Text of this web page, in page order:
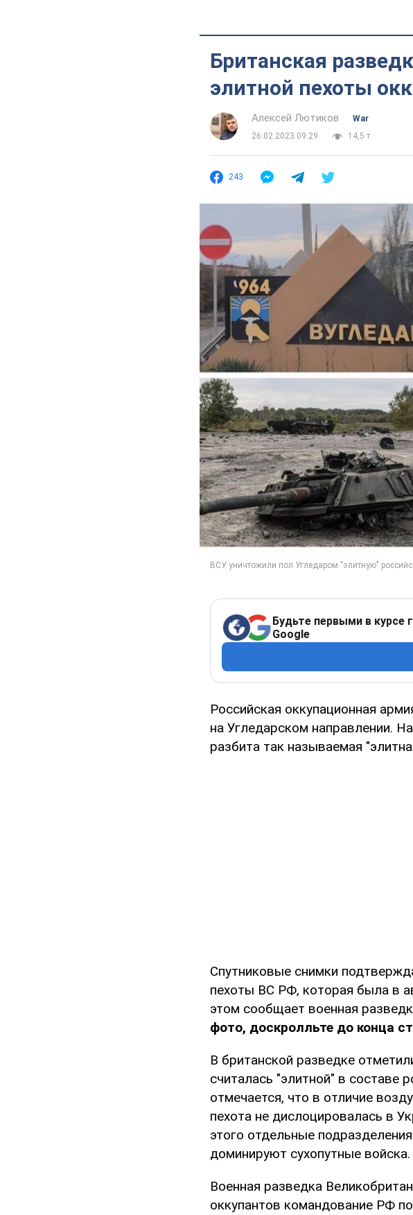
Британская
элитной пехоты
Алексей Лютиков
War
26.02.2023 09:29
14,5 т.
243
Будьте первыми в курсе
Google
Российская оккупационная
на Угледарском направлении.
разбита так называемая
Спутниковые снимки
пехоты ВС РФ, которая была в
этом сообщает военная
фото, доскролльте до конца
В британской разведке
считалась "элитной" в составе
отмечается, что в отличие
пехота не дислоцировалась в
этого отдельные
доминируют сухопутные войска.
Военная разведка
оккупантов командование РФ